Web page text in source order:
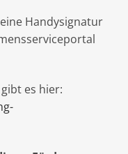
Handysignatur
es hier: